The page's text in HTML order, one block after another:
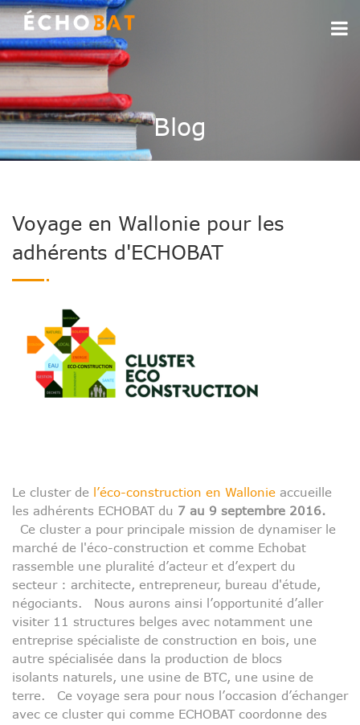
Blog
Voyage en Wallonie pour les
adhérents d'ECHOBAT
Le cluster de l’éco-construction en Wallonie accueille
les adhérents ECHOBAT du 7 au 9 septembre 2016.
Ce cluster a pour principale mission de dynamiser le
marché de l'éco-construction et comme Echobat
rassemble une pluralité d’acteur et d’expert du
secteur : architecte, entrepreneur, bureau d'étude,
négociants. Nous aurons ainsi l’opportunité d’aller
visiter 11 structures belges avec notamment une
entreprise spécialiste de construction en bois, une
autre spécialisée dans la production de blocs
isolants naturels, une usine de BTC, une usine de
terre. Ce voyage sera pour nous l’occasion d’échanger
avec ce cluster qui comme ECHOBAT coordonne des